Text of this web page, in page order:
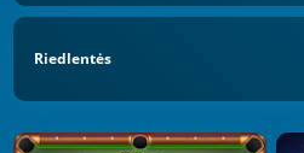
Riedlentės